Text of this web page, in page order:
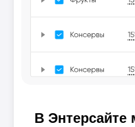
В Энтерсайте